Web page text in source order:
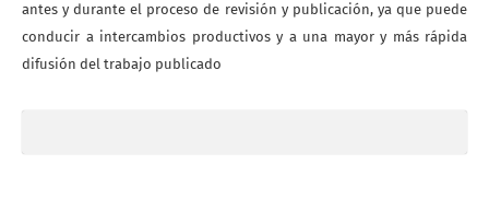
antes y durante el proceso de revisión y publicación, ya que puede
conducir a intercambios productivos y a una mayor y más rápida
difusión del trabajo publicado